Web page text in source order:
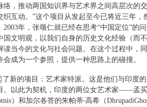
络，推动两国知识界与艺术界之间高层次的
织互动。”这个项目从发起至今已将近三年，
年，张颂仁就已经在思考“中国定位”的
国文明观，以我们自身的历史文化经验（而
读当今的文化与社会问题。在这个过程中，
成为一个参照，提供一种思路上的碰撞。
了新的项目：艺术家特派。这是他们与印度的
。以此为契机，印度的两位女艺术家——孟
）和加尔各答的朱帕蒂‧高希（